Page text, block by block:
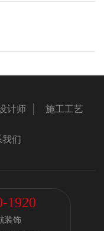
计师 施工工艺
我们
1920
装饰